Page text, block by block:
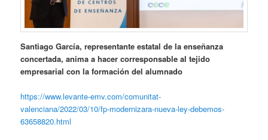
Santiago García, representante estatal de la enseñanza
concertada, anima a hacer corresponsable al tejido
empresarial con la formación del alumnado
https://www.levante-emv.com/comunitat-
valenciana/2022/03/10/fp-modernizara-nueva-ley-debemos-
63658820.html